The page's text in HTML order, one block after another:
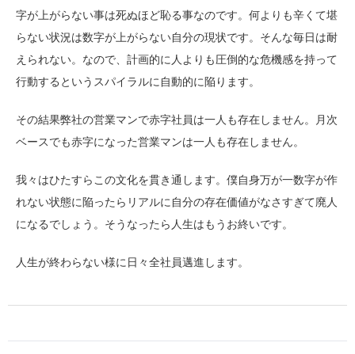
字が上がらない事は死ぬほど恥る事なのです。何よりも辛くて堪
らない状況は数字が上がらない自分の現状です。そんな毎日は耐
えられない。なので、計画的に人よりも圧倒的な危機感を持って
行動するというスパイラルに自動的に陥ります。
その結果弊社の営業マンで赤字社員は一人も存在しません。月次
ベースでも赤字になった営業マンは一人も存在しません。
我々はひたすらこの文化を貫き通します。僕自身万が一数字が作
れない状態に陥ったらリアルに自分の存在価値がなさすぎて廃人
になるでしょう。そうなったら人生はもうお終いです。
人生が終わらない様に日々全社員邁進します。